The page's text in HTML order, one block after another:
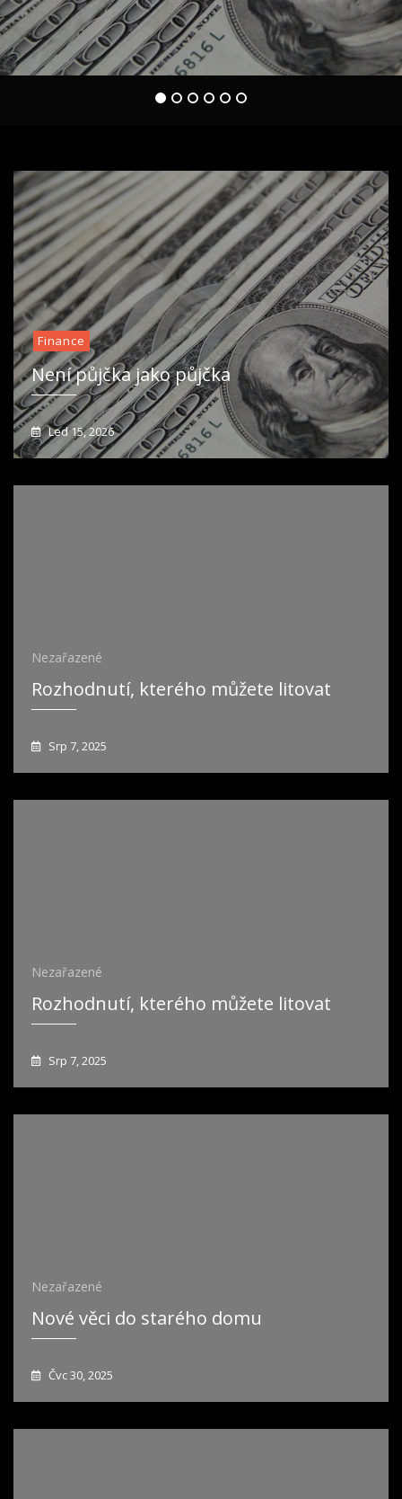
hotelů, jen
1 2 3 4 5 6
Finance
Není půjčka jako půjčka
Led 15, 2026
Nezařazené
Rozhodnutí, kterého můžete litovat
Srp 7, 2025
Nezařazené
Rozhodnutí, kterého můžete litovat
Srp 7, 2025
Nezařazené
Nové věci do starého domu
Čvc 30, 2025